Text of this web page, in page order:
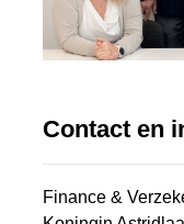
Contact en
Finance &